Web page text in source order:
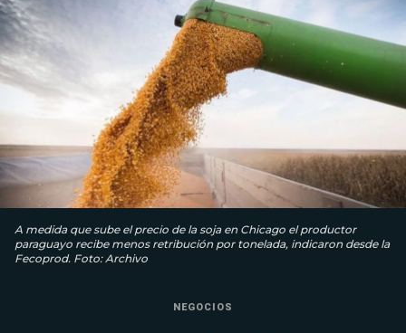
A medida que sube el precio de la soja en Chicago el productor
paraguayo recibe menos retribución por tonelada, indicaron desde la
Fecoprod. Foto: Archivo
NEGOCIOS